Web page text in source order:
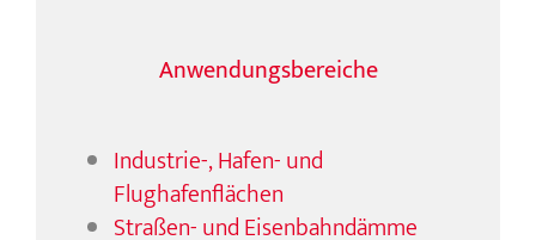
Anwendungsbereiche
Industrie-, Hafen- und
Flughafenflächen
Straßen- und Eisenbahndämme